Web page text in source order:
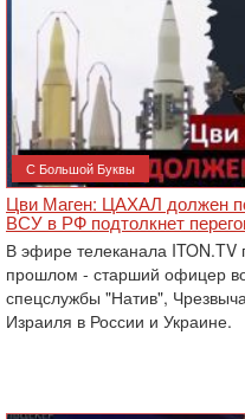
С Большой Буквы
Цви Маген: ЦАХАЛ должен
ВСУ в РФ подтолкнет
В эфире телеканала
прошлом - старший офицер
спецслужбы "Натив",
Израиля в России и Украине.